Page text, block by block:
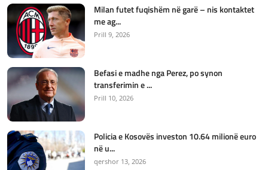
Milan futet fuqishëm në garë – nis kontaktet
me ag...
Prill 9, 2026
Befasi e madhe nga Perez, po synon
transferimin e ...
Prill 10, 2026
Policia e Kosovës investon 10.64 milionë euro
në u...
qershor 13, 2026